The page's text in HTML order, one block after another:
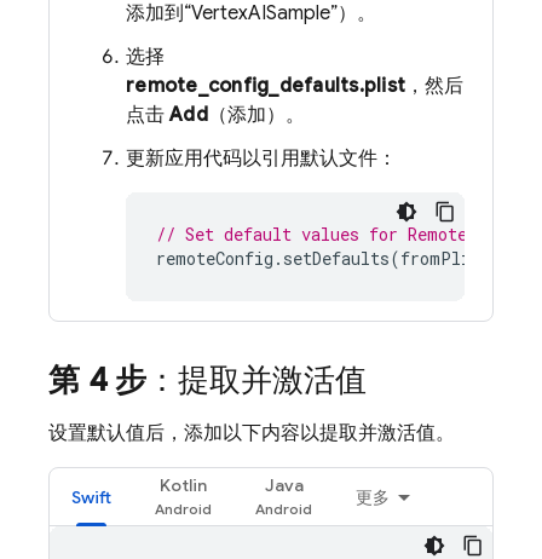
添加到“VertexAISample”）。
选择
remote_config_defaults.plist ，然后
点击Add（添加）。
更新应用代码以引用默认文件：
// Set default values for Remote Config
remoteConfig . setDefaults(fromPlist
第 4 步 ：提取并激活值
设置默认值后，添加以下内容以提取并激活值。
Swift
Kotlin Java
更多